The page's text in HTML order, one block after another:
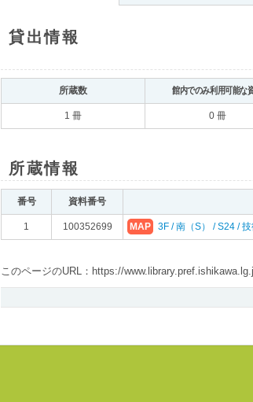
貸出情報
所蔵数 館内でのみ利用可能な
1 冊 0 冊
所蔵情報
番号 資料番号
1 100352699 MAP 3F / 南（S） / S24 /
このページのURL：https://